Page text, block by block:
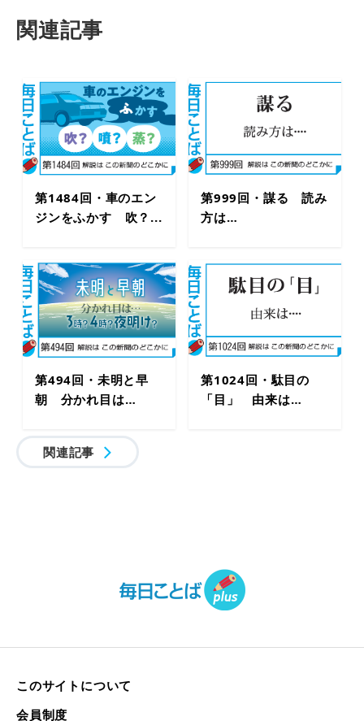
関連記事
第1484回・車のエン
ジンをふかす 吹？...
第999回・謀る 読み
方は…
第494回・未明と早
朝 分かれ目は…
第1024回・駄目の
「目」 由来は…
関連記事
このサイトについて
会員制度